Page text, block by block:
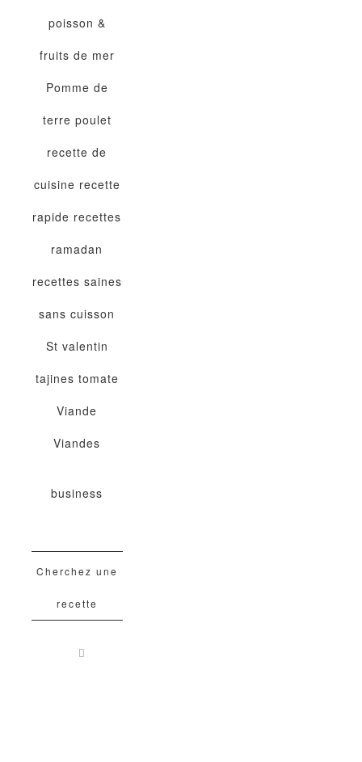
poisson &
fruits de mer
Pomme de
terre poulet
recette de
cuisine recette
rapide recettes
ramadan
recettes saines
sans cuisson
St valentin
tajines tomate
Viande
Viandes
business
Cherchez une
recette